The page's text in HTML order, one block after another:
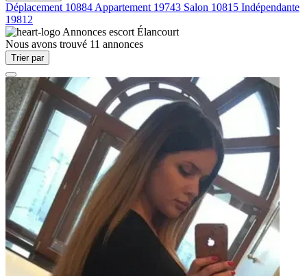
Déplacement 10884 Appartement 19743 Salon 10815 Indépendante
19812
Annonces escort Élancourt
Nous avons trouvé 11 annonces
Trier par